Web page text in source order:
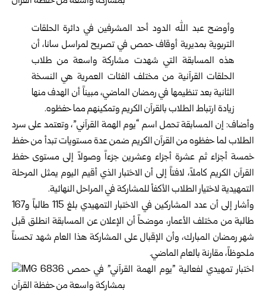
وأوضح عبد الله الدود أحد المشرفين في دائرة الحلقات
التربوية بمديرية أوقاف حمص في تصريح لمراسل سانا، أن
هذه المسابقة التي شهدت مشاركة واسعة من طلاب
الحلقات القرآنية من مختلف الفئات العمرية هي النسخة
الثانية بعد تنظيمها في رمضان الماضي، مبيناً أن الهدف منها
زيادة ارتباط الطلاب بالقرآن الكريم وتمكينهم مما حفظوه.
وأضاف: إن المسابقة تحمل اسم “يوم الهمة القرآني”، وتعتمد على سرد
الطلاب لما حفظوه من القرآن الكريم ضمن عدة مستويات تبدأ من حفظ
خمسة أجزاء ثم عشرة أجزاء وعشرين جزءاً وصولاً إلى مستوى حفظ
القرآن الكريم كاملاً، لافتاً إلى أن الاختبار الذي أقيم اليوم يمثل المرحلة
التمهيدية لاختيار الطلاب الأكفأ للمشاركة في المراحل النهائية.
وأشار إلى أن عدد المشاركين في الاختبار التمهيدي بلغ 115 طالباً و167
طالبة من مختلف الأعمار، موضحاً أن الإعلان عن المسابقة انطلق قبل
شهر رمضان المبارك، وأن الإقبال على المشاركة هذا العام شهد تحسناً
ملحوظاً، مقارنة بالعام الماضي.